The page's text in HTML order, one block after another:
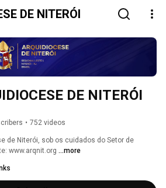
DE NITERÓI
DE NITERÓI
• 752 videos
de Niterói, sob os cuidados do Setor de
www.arqnit.org ...more